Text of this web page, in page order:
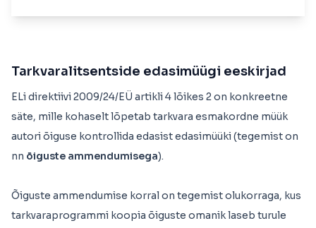
Tarkvaralitsentside edasimüügi eeskirjad
ELi direktiivi 2009/24/EÜ artikli 4 lõikes 2 on konkreetne
säte, mille kohaselt lõpetab tarkvara esmakordne müük
autori õiguse kontrollida edasist edasimüüki (tegemist on
nn õiguste ammendumisega).
Õiguste ammendumise korral on tegemist olukorraga, kus
tarkvaraprogrammi koopia õiguste omanik laseb turule